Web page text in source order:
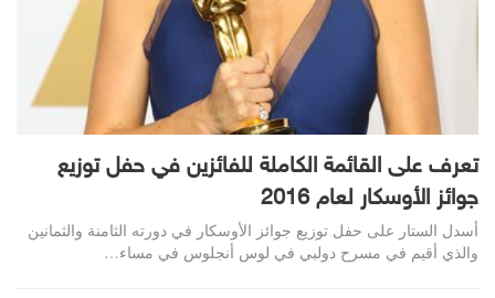
تعرف على القائمة الكاملة للفائزين في حفل توزيع
جوائز الأوسكار لعام 2016
أسدل الستار على حفل توزيع جوائز الأوسكار في دورته الثامنة والثمانين
والذي أقيم في مسرح دولبي في لوس أنجلوس في مساء…